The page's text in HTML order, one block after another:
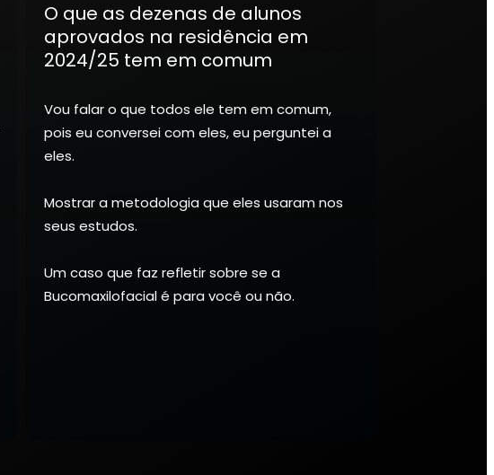
O que as dezenas de alunos
aprovados na residência em
2024/25 tem em comum
Vou falar o que todos ele tem em comum,
pois eu conversei com eles, eu perguntei a
eles.
Mostrar a metodologia que eles usaram nos
seus estudos.
Um caso que faz refletir sobre se a
Bucomaxilofacial é para você ou não.